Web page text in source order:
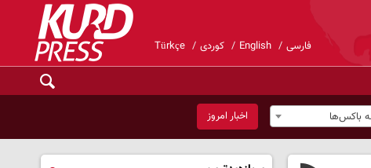
فارسی English کوردی Türkçe
باکس‌ها اخبار امروز